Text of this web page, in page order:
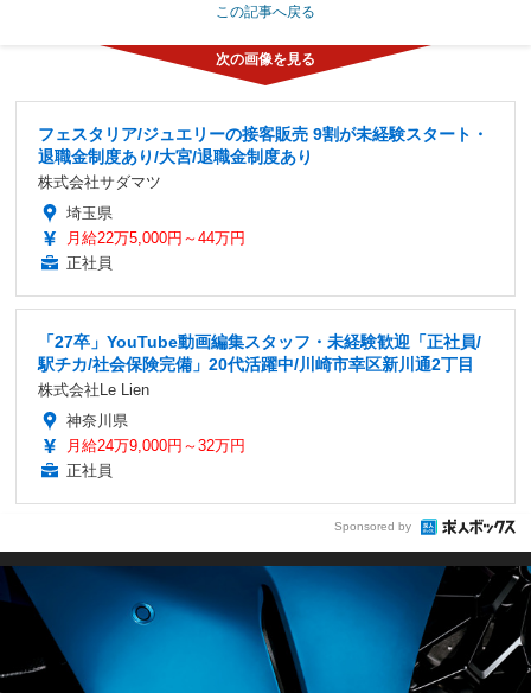
この記事へ戻る
フェスタリア/ジュエリーの接客販売 9割が未経験スタート・
退職金制度あり/大宮/退職金制度あり
株式会社サダマツ
埼玉県
月給22万5,000円～44万円
正社員
「27卒」YouTube動画編集スタッフ・未経験歓迎「正社員/
駅チカ/社会保険完備」20代活躍中/川崎市幸区新川通2丁目
株式会社Le Lien
神奈川県
月給24万9,000円～32万円
正社員
Sponsored by